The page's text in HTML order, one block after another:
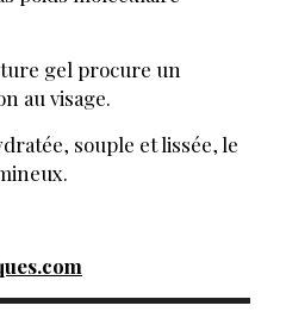
gel procure un
au visage.
souple et lissée, le